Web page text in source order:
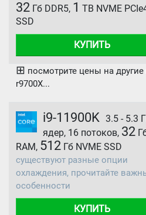
32 Гб DDR5, 1 TB NVME
SSD
КУПИТЬ
⊞ посмотрите цены на
r9700X...
i9-11900K 3.5 - 5.3
ядер, 16 потоков, 32
RAM, 512 Гб NVME SSD
существуют разные опции
охлаждения, прочитайте
особенности
КУПИТЬ